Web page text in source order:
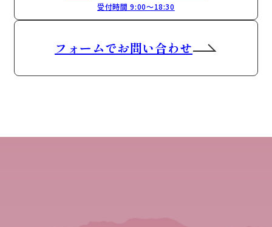
受付時間 9:00～18:30
フォームでお問い合わせ